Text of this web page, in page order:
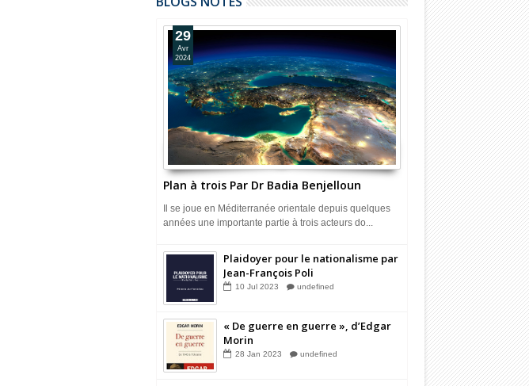
Plan à trois Par Dr Badia Benjelloun
29
Avr
2024
Il se joue en Méditerranée orientale depuis quelques
années une importante partie à trois acteurs do...
Plaidoyer pour le nationalisme par
Jean-François Poli
10 Jul 2023 undefined
« De guerre en guerre », d’Edgar
Morin
28 Jan 2023 undefined